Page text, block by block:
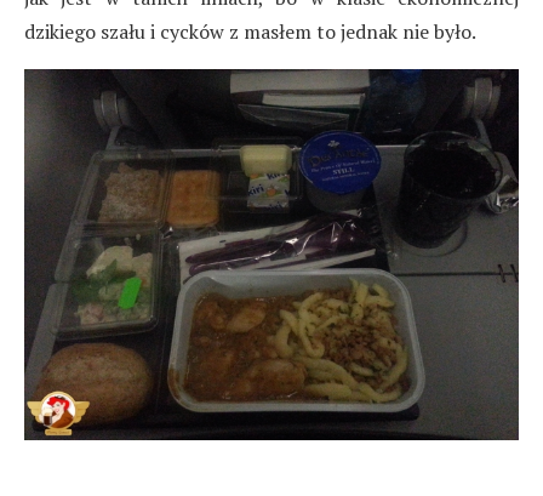
dzikiego szału i cycków z masłem to jednak nie było.